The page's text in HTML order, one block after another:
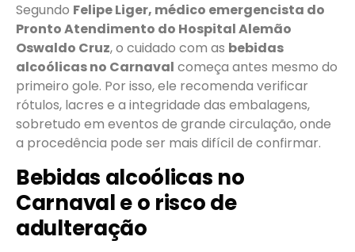
Segundo Felipe Liger, médico emergencista do
Pronto Atendimento do Hospital Alemão
Oswaldo Cruz, o cuidado com as bebidas
alcoólicas no Carnaval começa antes mesmo do
primeiro gole. Por isso, ele recomenda verificar
rótulos, lacres e a integridade das embalagens,
sobretudo em eventos de grande circulação, onde
a procedência pode ser mais difícil de confirmar.
Bebidas alcoólicas no
Carnaval e o risco de
adulteração